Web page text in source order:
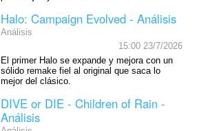
Halo: Campaign Evolved - Análisis
Análisis
15:00 23/7/2026
El primer Halo se expande y mejora con un
sólido remake fiel al original que saca lo
mejor del clásico.
DIVE or DIE - Children of Rain -
Análisis